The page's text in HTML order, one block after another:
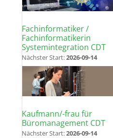
Fachinformatiker /
Fachinformatikerin
Systemintegration CDT
Nächster Start:2026-09-14
Kaufmann/-frau für
Büromanagement CDT
Nächster Start:2026-09-14